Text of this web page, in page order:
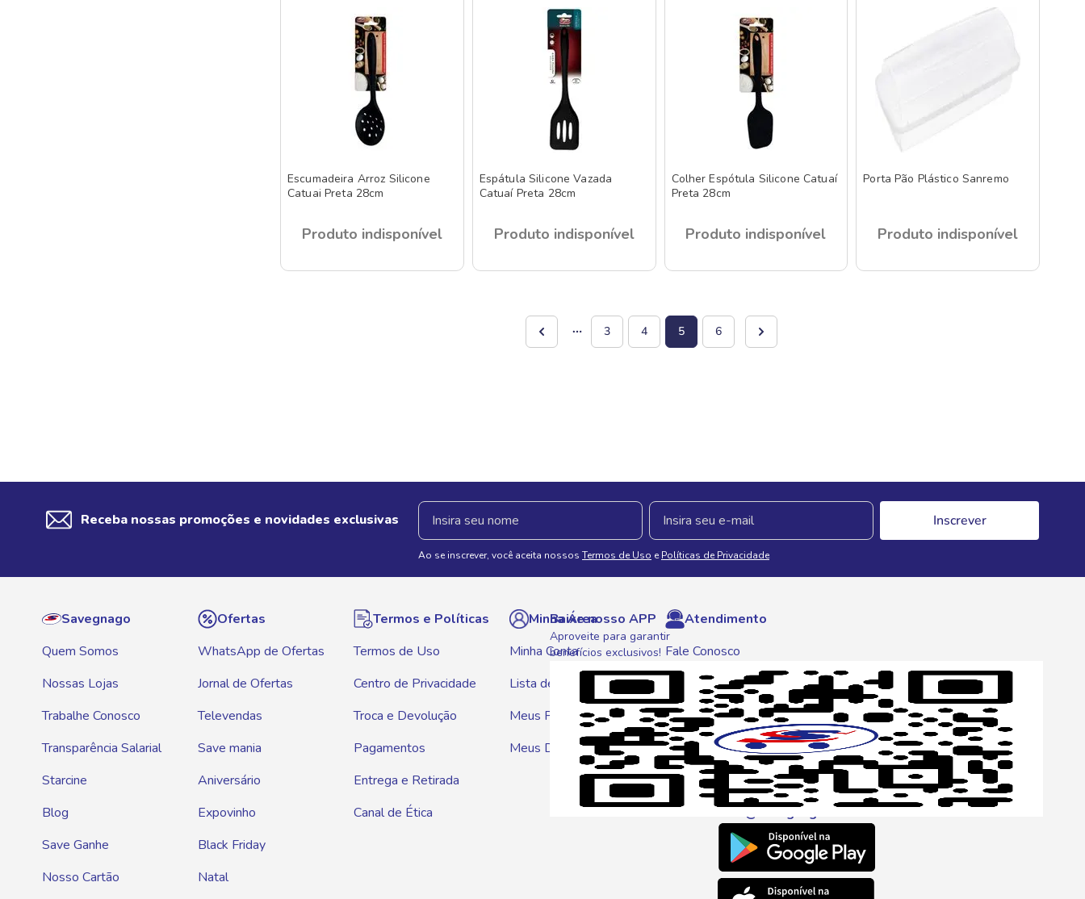
Escumadeira Arroz Silicone
Catuai Preta 28cm
Produto indisponível
Espátula Silicone Vazada
Catuaí Preta 28cm
Produto indisponível
Colher Espótula Silicone Catuaí
Preta 28cm
Produto indisponível
Porta Pão Plástico Sanremo
Produto indisponível
3 4 5 6
Receba nossas promoções e novidades exclusivas Inscrever
Ao se inscrever, você aceita nossos Termos de Uso e Políticas de Privacidade
Savegnago
Quem Somos
Nossas Lojas
Trabalhe Conosco
Transparência Salarial
Starcine
Blog
Save Ganhe
Nosso Cartão
Ofertas
WhatsApp de Ofertas
Jornal de Ofertas
Televendas
Save mania
Aniversário
Expovinho
Black Friday
Natal
Termos e Políticas
Termos de Uso
Centro de Privacidade
Troca e Devolução
Pagamentos
Entrega e Retirada
Canal de Ética
Minha Área
Minha Conta
Lista de Compras
Meus Pedidos
Meus Descontos
Atendimento
Fale Conosco
WhatsApp
Telefone
0800 016 6680
E-mail
atendimento@savegnago.com.br
Baixe nosso APP
Aproveite para garantir
benefícios exclusivos!